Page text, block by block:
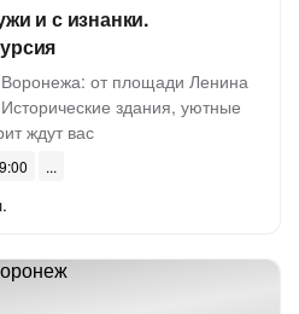
и с изнанки.
Воронежа: от площади Ленина
здания, уютные
ждут вас